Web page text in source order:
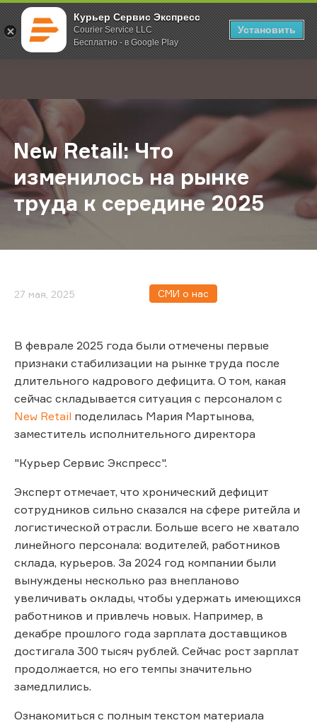
Курьер Сервис Экспресс
Courier Service LLC
Бесплатно - в Google Play
Установить
; Главная О компании Новости New Retail: Что изменилось на
New Retail: Что
изменилось на рынке
труда к середине 2025
27 мая, 2025 СМИ о нас
В феврале 2025 года были отмечены первые
признаки стабилизации на рынке труда после
длительного кадрового дефицита. О том, какая
сейчас складывается ситуация с персоналом с
New Retail поделилась Мария Мартынова,
заместитель исполнительного директора
"Курьер Сервис Экспресс".
Эксперт отмечает, что хронический дефицит
сотрудников сильно сказался на сфере ритейла и
логистической отрасли. Больше всего не хватало
линейного персонала: водителей, работников
склада, курьеров. За 2024 год компании были
вынуждены несколько раз внепланово
увеличивать оклады, чтобы удержать имеющихся
работников и привлечь новых. Например, в
декабре прошлого года зарплата доставщиков
достигала 300 тысяч рублей. Сейчас рост зарплат
продолжается, но его темпы значительно
замедлились.
Ознакомиться с полным текстом материала